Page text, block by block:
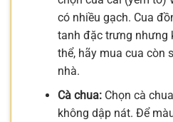
có nhiều gạch. Cua
tanh đặc trưng nhưng
thể, hãy mua cua còn
nhà.
Cà chua:Chọn cà
không dập nát. Để